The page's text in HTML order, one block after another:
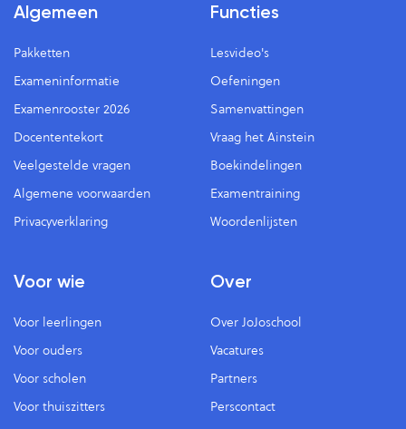
Algemeen
Pakketten
Exameninformatie
Examenrooster 2026
Docententekort
Veelgestelde vragen
Algemene voorwaarden
Privacyverklaring
Functies
Lesvideo's
Oefeningen
Samenvattingen
Vraag het Ainstein
Boekindelingen
Examentraining
Woordenlijsten
Voor wie
Voor leerlingen
Voor ouders
Voor scholen
Voor thuiszitters
Over
Over JoJoschool
Vacatures
Partners
Perscontact